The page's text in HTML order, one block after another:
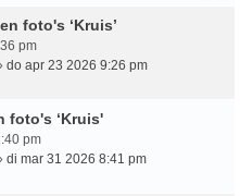
foto's ‘Kruis’
pm
do apr 23 2026 9:26 pm
foto's ‘Kruis'
pm
di mar 31 2026 8:41 pm